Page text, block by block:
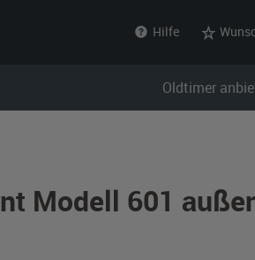
Hilfe
Oldtimer
Modell 601